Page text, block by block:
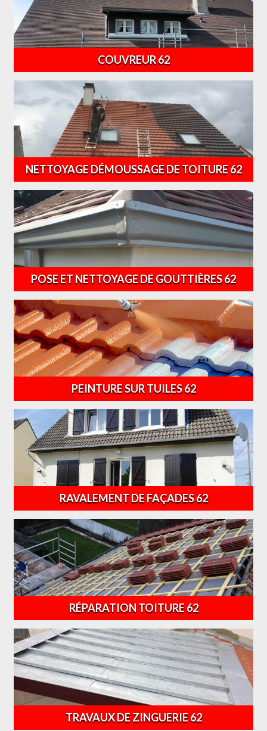
COUVREUR 62
NETTOYAGE DÉMOUSSAGE DE TOITURE 62
POSE ET NETTOYAGE DE GOUTTIÈRES 62
PEINTURE SUR TUILES 62
RAVALEMENT DE FAÇADES 62
RÉPARATION TOITURE 62
TRAVAUX DE ZINGUERIE 62